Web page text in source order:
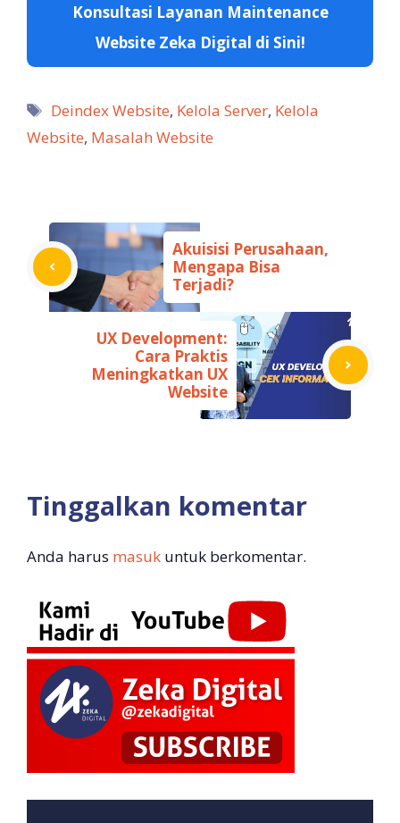
Konsultasi Layanan Maintenance
Website Zeka Digital di Sini!
Tag
Deindex Website, Kelola Server, Kelola
Website, Masalah Website
Akuisisi Perusahaan,
Mengapa Bisa
Terjadi?
UX Development:
Cara Praktis
Meningkatkan UX
Website
Tinggalkan komentar
Anda harus masuk untuk berkomentar.